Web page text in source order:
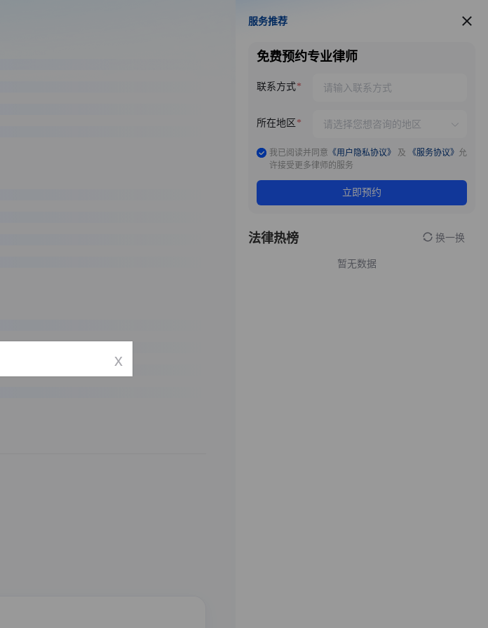
服务推荐
服务推荐
免费预约专业律师
联系方式
所在地区
我已阅读并同意 《用户隐私协议》 及 《服务协议》 允
许接受更多律师的服务
立即预约
法律热榜 换一换
暂无数据
x